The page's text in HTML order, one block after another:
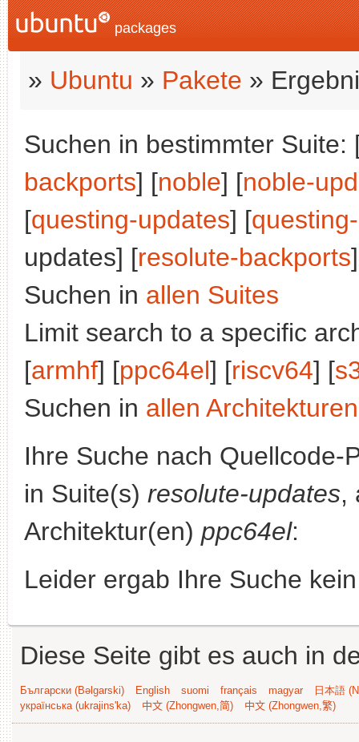
packages
» Ubuntu » Pakete »
Suchen in bestimmter Suite:
backports] [noble] [noble-
[questing-updates] [
updates] [resolute-backports
Suchen in allen Suites
Limit search to a specific
[armhf] [ppc64el] [riscv64] [
Suchen in allen Architekturen
Ihre Suche nach
in Suite(s) resolute-updates,
Architektur(en) ppc64el:
Leider ergab Ihre Suche
Diese Seite gibt es auch in
Български (Bəlgarski) English suomi français magyar
日本語
українська (ukrajins'ka)
中文 (Zhongwen,简) 中文 (Zhongwen,繁)